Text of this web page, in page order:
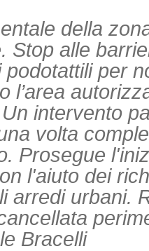
della
Stop alle
per
l’area
intervento
volta
Prosegue
l'aiuto dei
arredi urbani.
Bracelli